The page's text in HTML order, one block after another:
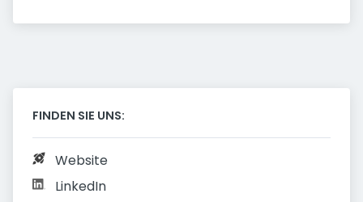
FINDEN SIE UNS:
Website
LinkedIn